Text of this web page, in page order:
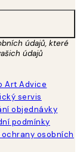
údajů, které
údajů
Art Advice
servis
objednávky
podmínky
ochrany osobních